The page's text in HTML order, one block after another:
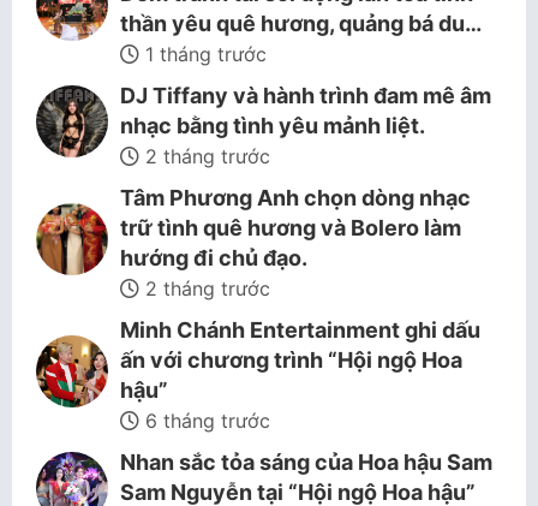
thần yêu quê hương, quảng bá du…
1 tháng trước
DJ Tiffany và hành trình đam mê âm
nhạc bằng tình yêu mảnh liệt.
2 tháng trước
Tâm Phương Anh chọn dòng nhạc
trữ tình quê hương và Bolero làm
hướng đi chủ đạo.
2 tháng trước
Minh Chánh Entertainment ghi dấu
ấn với chương trình “Hội ngộ Hoa
hậu”
6 tháng trước
Nhan sắc tỏa sáng của Hoa hậu Sam
Sam Nguyễn tại “Hội ngộ Hoa hậu”